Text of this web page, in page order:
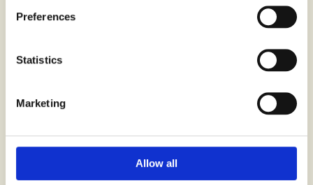
Preferences
Statistics
Marketing
Allow all
U
cultura francese è il
. Situato nella città
fu costruito nel XVII secolo. Originariamente residenza di
caccia, venne ampliata dal re Luigi XIV, trasformandosi in un
La monarchia francese risiedette in questo palazzo dal 1682
al 1789, rendendolo la loro residenza ufficiale durante quel